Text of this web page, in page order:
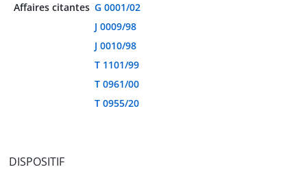
Affaires citantes G 0001/02
J 0009/98
J 0010/98
T 1101/99
T 0961/00
T 0955/20
DISPOSITIF